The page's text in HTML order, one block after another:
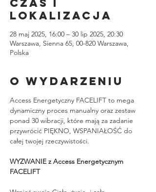
Czas i
lokalizacja
28 maj 2025, 16:00 – 30 lip 2025, 20:30
Warszawa, Sienna 65, 00-820 Warszawa,
Polska
O wydarzeniu
Access Energetyczny FACELIFT to mega
dynamiczny proces manualny oraz zestaw
ponad 30 wibracji, które mają za zadanie
przywrócić PIĘKNO, WSPANIAŁOŚĆ do
całej twojej rzeczywistości.
WYZWANIE z Access Energetycznym
FACELIFT